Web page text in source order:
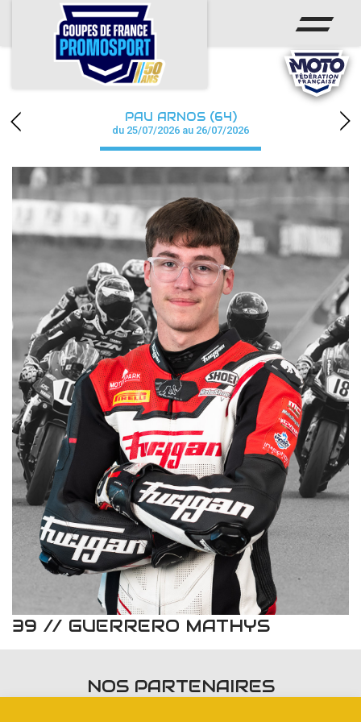
ACCUEIL
ACTUS
CALENDRIER
CHAMPIONNAT
RÉSULTATS
PHOTOS / WEB TV
PARTENAIRES
accéder à la billetterie
PAU ARNOS (64)
du 25/07/2026 au 26/07/2026
39 // GUERRERO MATHYS
NOS PARTENAIRES